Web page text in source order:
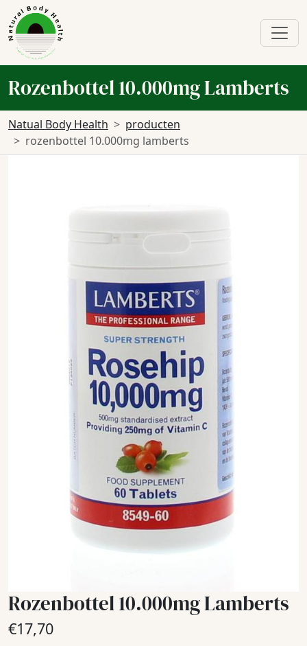
Rozenbottel 10.000mg Lamberts
Natual Body Health
producten
rozenbottel 10.000mg lamberts
Rozenbottel 10.000mg Lamberts
€17,70